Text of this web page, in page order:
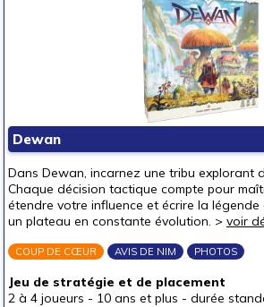
Dewan
Dans Dewan, incarnez une tribu explorant
Chaque décision tactique compte pour
étendre votre influence et écrire la
un plateau en constante évolution. > voir
COUP DE CŒUR AVIS DE NIM PHOTOS
Jeu de stratégie et de placement
2 à 4 joueurs - 10 ans et plus - durée